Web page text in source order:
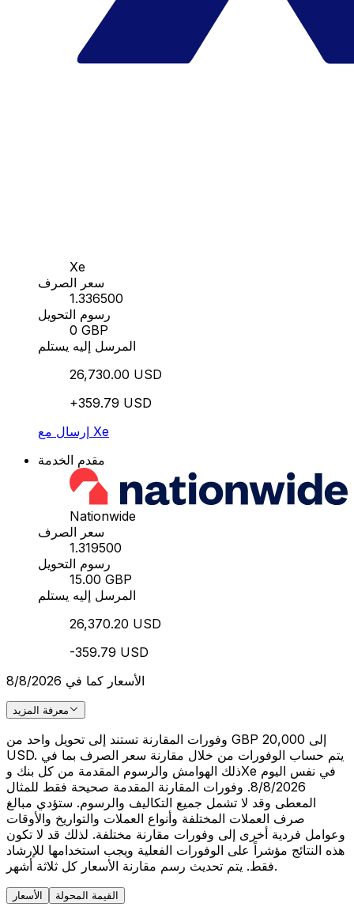
Xe
سعر الصرف
1.336500
رسوم التحويل
0 GBP
المرسل إليه يستلم
26,730.00 USD
+359.79 USD
إرسال مع Xe
مقدم الخدمة
Nationwide
سعر الصرف
1.319500
رسوم التحويل
15.00 GBP
المرسل إليه يستلم
26,370.20 USD
-359.79 USD
الأسعار كما في 8/8/2026
معرفة المزيد
وفورات المقارنة تستند إلى تحويل واحد من GBP 20,000 إلى
USD. يتم حساب الوفورات من خلال مقارنة سعر الصرف بما في
ذلك الهوامش والرسوم المقدمة من كل بنك وXe في نفس اليوم
8/8/2026. وفورات المقارنة المقدمة صحيحة فقط للمثال
المعطى وقد لا تشمل جميع التكاليف والرسوم. ستؤدي مبالغ
صرف العملات المختلفة وأنواع العملات والتواريخ والأوقات
وعوامل فردية أخرى إلى وفورات مقارنة مختلفة. لذلك قد لا تكون
هذه النتائج مؤشراً على الوفورات الفعلية ويجب استخدامها للإرشاد
فقط. يتم تحديث رسم مقارنة الأسعار كل ثلاثة أشهر.
الأسعار القيمة المحولة